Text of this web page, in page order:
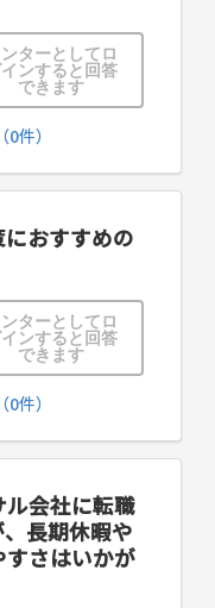
ターとしてロ
ンすると回答
できます
件）
おすすめの
ターとしてロ
ンすると回答
できます
件）
ル会社に転職
長期休暇や
さはいかが